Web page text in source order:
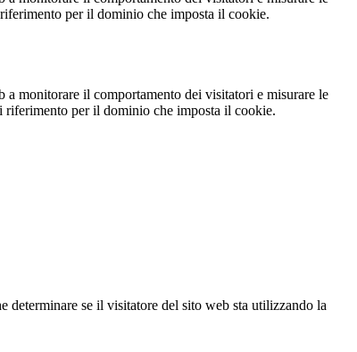
per il dominio che imposta il cookie.
monitorare il comportamento dei visitatori e misurare le
riferimento per il dominio che imposta il cookie.
determinare se il visitatore del sito web sta utilizzando la